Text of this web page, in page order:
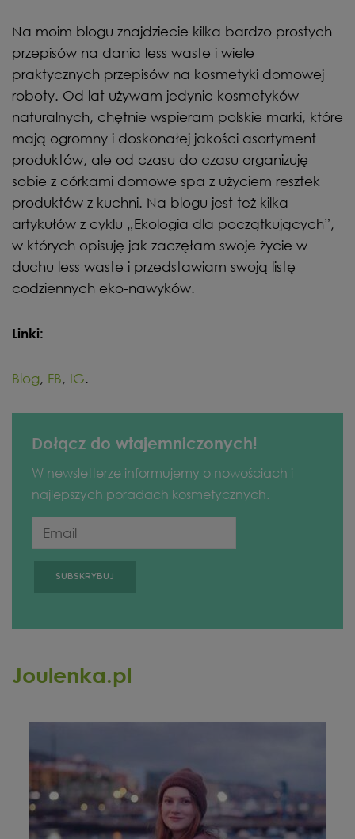
Na moim blogu znajdziecie kilka bardzo prostych
przepisów na dania less waste i wiele
praktycznych przepisów na kosmetyki domowej
roboty. Od lat używam jedynie kosmetyków
naturalnych, chętnie wspieram polskie marki, które
mają ogromny i doskonałej jakości asortyment
produktów, ale od czasu do czasu organizuję
sobie z córkami domowe spa z użyciem resztek
produktów z kuchni. Na blogu jest też kilka
artykułów z cyklu „Ekologia dla początkujących”,
w których opisuję jak zaczęłam swoje życie w
duchu less waste i przedstawiam swoją listę
codziennych eko-nawyków.
Linki:
Blog, FB, IG.
Dołącz do wtajemniczonych!
W newsletterze informujemy o nowościach i
najlepszych poradach kosmetycznych.
Joulenka.pl